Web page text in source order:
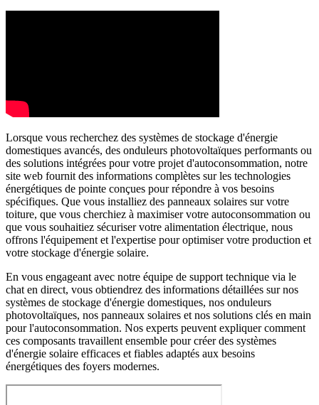
Lorsque vous recherchez des systèmes de stockage d'énergie
domestiques avancés, des onduleurs photovoltaïques performants ou
des solutions intégrées pour votre projet d'autoconsommation, notre
site web fournit des informations complètes sur les technologies
énergétiques de pointe conçues pour répondre à vos besoins
spécifiques. Que vous installiez des panneaux solaires sur votre
toiture, que vous cherchiez à maximiser votre autoconsommation ou
que vous souhaitiez sécuriser votre alimentation électrique, nous
offrons l'équipement et l'expertise pour optimiser votre production et
votre stockage d'énergie solaire.
En vous engageant avec notre équipe de support technique via le
chat en direct, vous obtiendrez des informations détaillées sur nos
systèmes de stockage d'énergie domestiques, nos onduleurs
photovoltaïques, nos panneaux solaires et nos solutions clés en main
pour l'autoconsommation. Nos experts peuvent expliquer comment
ces composants travaillent ensemble pour créer des systèmes
d'énergie solaire efficaces et fiables adaptés aux besoins
énergétiques des foyers modernes.